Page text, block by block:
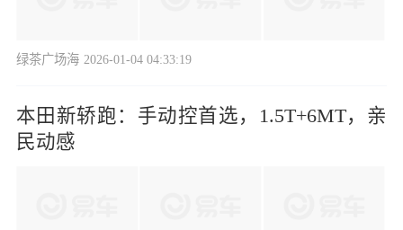
绿茶广场海 2026-01-04 04:33:19
本田新轿跑：手动控首选，1.5T+6MT，亲
民动感